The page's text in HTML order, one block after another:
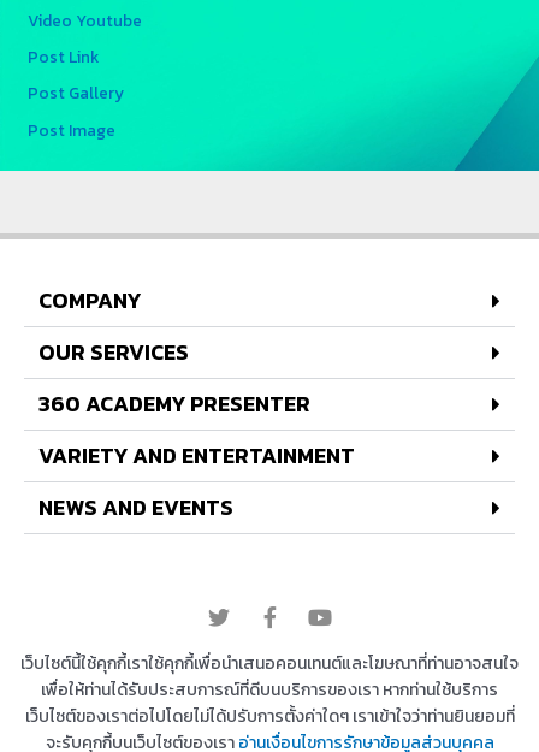
เว็บไซต์นี้ใช้คุกกี้เราใช้คุกกี้เพื่อนำเสนอคอนเทนต์และโฆษณาที่ท่านอาจสนใจ
เพื่อให้ท่านได้รับประสบการณ์ที่ดีบนบริการของเรา หากท่านใช้บริการ
เว็บไซต์ของเราต่อไปโดยไม่ได้ปรับการตั้งค่าใดๆ เราเข้าใจว่าท่านยินยอมที่
จะรับคุกกี้บนเว็บไซต์ของเราอ่านเงื่อนไขการรักษาข้อมูลส่วนบุคคล
Video Youtube
Post Link
Post Gallery
Post Image
COMPANY
OUR SERVICES
360 ACADEMY PRESENTER
VARIETY AND ENTERTAINMENT
NEWS AND EVENTS
© 2022 All rights reserved
Copyright © 2026 บริษัท 360 องศา เอ็นเตอร์เทนเม้น